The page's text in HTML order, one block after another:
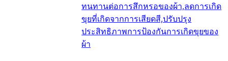
ทนทานต่อการสึกหรอของผ้า,ลดการเกิด
ขุยที่เกิดจากการเสียดสี,ปรับปรุง
ประสิทธิภาพการป้องกันการเกิดขุยของ
ผ้า